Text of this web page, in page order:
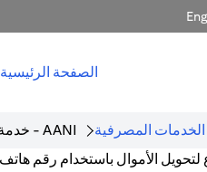
الصفحة الرئيسية
الخدمات المصرفية AANI - خدمة الدفع الفوري